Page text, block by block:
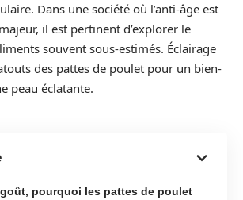
Dans une société où l’anti-âge est
il est pertinent d’explorer le
souvent sous-estimés. Éclairage
des pattes de poulet pour un bien-
peau éclatante.
pourquoi les pattes de poulet